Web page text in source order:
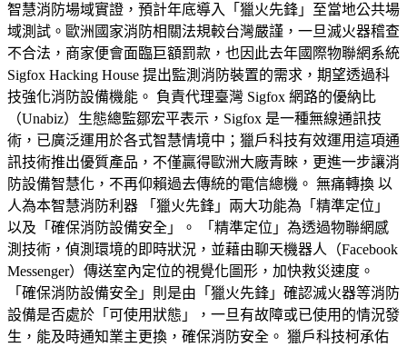
智慧消防場域實證，預計年底導入「獵火先鋒」至當地公共場
域測試。歐洲國家消防相關法規較台灣嚴謹，一旦滅火器稽查
不合法，商家便會面臨巨額罰款，也因此去年國際物聯網系統
Sigfox Hacking House 提出監測消防裝置的需求，期望透過科
技強化消防設備機能。 負責代理臺灣 Sigfox 網路的優納比
（Unabiz）生態總監鄒宏平表示，Sigfox 是一種無線通訊技
術，已廣泛運用於各式智慧情境中；獵戶科技有效運用這項通
訊技術推出優質產品，不僅贏得歐洲大廠青睞，更進一步讓消
防設備智慧化，不再仰賴過去傳統的電信總機。 無痛轉換 以
人為本智慧消防利器 「獵火先鋒」兩大功能為「精準定位」
以及「確保消防設備安全」。 「精準定位」為透過物聯網感
測技術，偵測環境的即時狀況，並藉由聊天機器人（Facebook
Messenger）傳送室內定位的視覺化圖形，加快救災速度。
「確保消防設備安全」則是由「獵火先鋒」確認滅火器等消防
設備是否處於「可使用狀態」，一旦有故障或已使用的情況發
生，能及時通知業主更換，確保消防安全。 獵戶科技柯承佑